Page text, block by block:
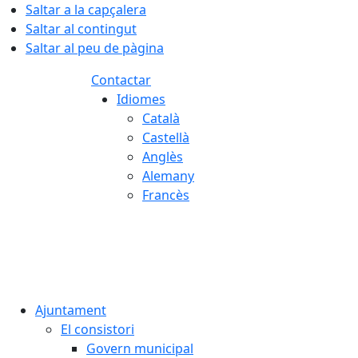
Saltar a la capçalera
Saltar al contingut
Saltar al peu de pàgina
Contactar
Idiomes
Català
Castellà
Anglès
Alemany
Francès
Ajuntament
El consistori
Govern municipal